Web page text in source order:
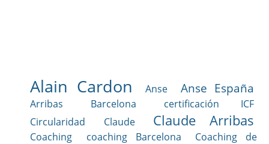
Alain Cardon Anse Anse España
Arribas Barcelona
certificación ICF
Circularidad
Claude Claude Arribas
Coaching coaching Barcelona
Coaching de